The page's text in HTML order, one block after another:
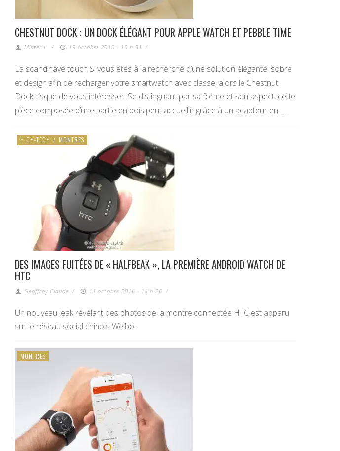
CHESTNUT DOCK : UN DOCK ÉLÉGANT POUR APPLE WATCH ET PEBBLE TIME
Mister L. / 19 octobre 2016 - 16 h 31 /
La scandinave touch Si vous êtes à la recherche d’une solution élégante, sobre
et design afin de recharger votre smartwatch avec classe, alors le Chestnut
Dock risque de vous intéresser. Se distinguant par sa forme et son aspect, cette
pièce composée d’une partie en bois peut accueillir grâce à un adapteur en …
HIGH-TECH / MONTRES
DES IMAGES FUITÉES DE « HALFBEAK », LA PREMIÈRE ANDROID WATCH DE
HTC
Geoffroy Claude / 11 octobre 2016 - 18 h 26 /
Un nouveau leak révélant des photos de la montre connectée HTC est apparu
sur le réseau social chinois Weibo.
MONTRES